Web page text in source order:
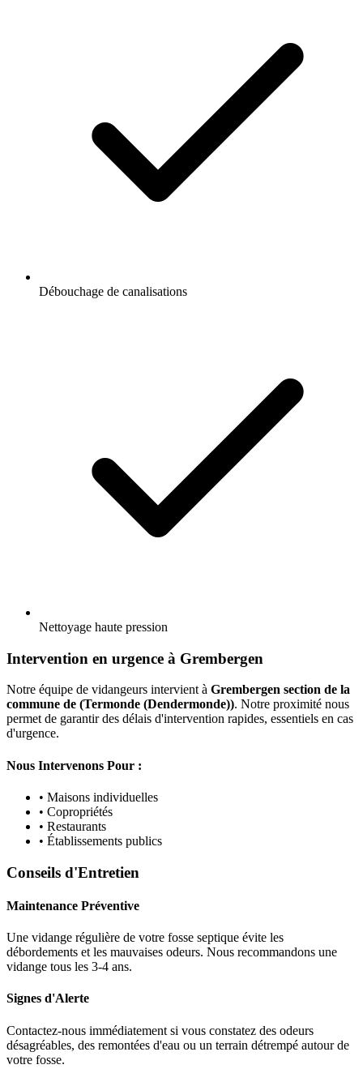
Débouchage de canalisations
Nettoyage haute pression
Intervention en urgence à Grembergen
Notre équipe de vidangeurs intervient à Grembergen section de la
commune de (Termonde (Dendermonde)). Notre proximité nous
permet de garantir des délais d'intervention rapides, essentiels en cas
d'urgence.
Nous Intervenons Pour :
• Maisons individuelles
• Copropriétés
• Restaurants
• Établissements publics
Conseils d'Entretien
Maintenance Préventive
Une vidange régulière de votre fosse septique évite les
débordements et les mauvaises odeurs. Nous recommandons une
vidange tous les 3-4 ans.
Signes d'Alerte
Contactez-nous immédiatement si vous constatez des odeurs
désagréables, des remontées d'eau ou un terrain détrempé autour de
votre fosse.